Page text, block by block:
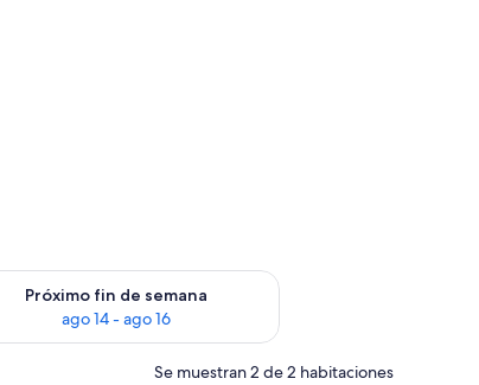
ago 7 - ago 9
Próximo fin de semana
ago 14 - ago 16
la disponibilidad para el próximo fin de semana,
Se muestran 2 de 2 habitaciones